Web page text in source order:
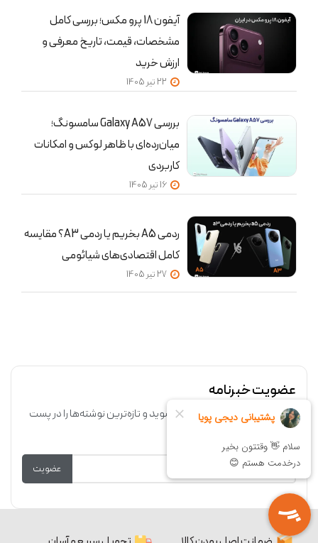
آیفون 18 پرو مکس؛ بررسی کامل
مشخصات، قیمت، تاریخ معرفی و
ارزش خرید
بررسی Galaxy A57 سامسونگ؛
میان‌رده‌ای با ظاهر لوکس و امکانات
کاربردی
16 تير 1405
ردمی A5 بخریم یا ردمی A3؟ مقایسه
کامل اقتصادی‌های شیائومی
27 تير 1405
عضویت خبرنامه
عضو خبرنامه ماهانه وب‌سایت شوید و تازه‌ترین نوشته‌ها را در پست
الکترونیک خود دریافت کنید.
عضویت